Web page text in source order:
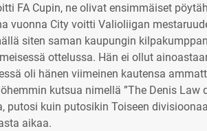
FA Cupin, ne olivat ensimmäiset
vuonna City voitti Valioliigan
siten saman kaupungin
ottelussa. Hän ei ollut
oli hänen viimeinen kautensa
kutsua nimellä ”The Denis Law
putosi kuin putosikin Toiseen
aikaa.